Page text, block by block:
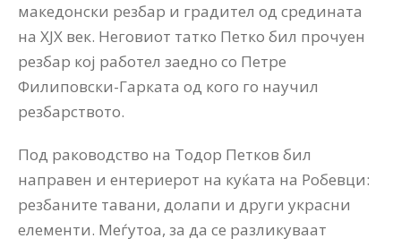
македонски резбар и градител од средината
на ХЈХ век. Неговиот татко Петко бил прочуен
резбар кој работел заедно со Петре
Филиповски-Гарката од кого го научил
резбарството.
Под раководство на Тодор Петков бил
направен и ентериерот на куќата на Робевци:
резбаните тавани, долапи и други украсни
елементи. Меѓутоа, за да се разликуваат